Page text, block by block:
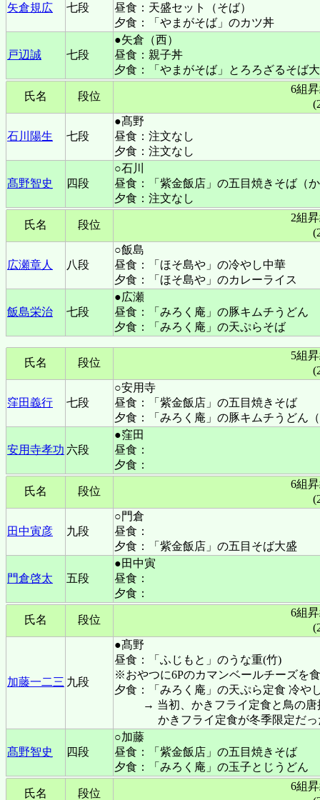
矢倉規広 七段
昼食：天盛セット（そば）
夕食：「やまがそば」のカツ丼
戸辺誠 七段
●矢倉（西）
昼食：親子丼
夕食：「やまがそば」とろろざるそば
氏名 段位
6組
石川陽生 七段
●髙野
昼食：注文なし
夕食：注文なし
髙野智史 四段
○石川
昼食：「紫金飯店」の五目焼きそば（
夕食：注文なし
氏名 段位
2組
広瀬章人 八段
○飯島
昼食：「ほそ島や」の冷やし中華
夕食：「ほそ島や」のカレーライス
飯島栄治 七段
●広瀬
昼食：「みろく庵」の豚キムチうどん
夕食：「みろく庵」の天ぷらそば
氏名 段位
5組
窪田義行 七段
○安用寺
昼食：「紫金飯店」の五目焼きそば
夕食：「みろく庵」の豚キムチうどん
安用寺孝功 六段
●窪田
昼食：
夕食：
氏名 段位
6組
田中寅彦 九段
○門倉
昼食：
夕食：「紫金飯店」の五目そば大盛
門倉啓太 五段
●田中寅
昼食：
夕食：
氏名 段位
6組
加藤一二三 九段
●髙野
昼食：「ふじもと」のうな重(竹)
※おやつに6Pのカマンベールチーズを
夕食：「みろく庵」の天ぷら定食 冷や
→ 当初、かきフライ定食と鳥の
かきフライ定食が冬季限定だ
髙野智史 四段
○加藤
昼食：「紫金飯店」の五目焼きそば
夕食：「みろく庵」の玉子とじうどん
氏名 段位
6組